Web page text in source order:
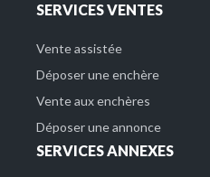
SERVICES VENTES
Vente assistée
Déposer une enchère
Vente aux enchères
Déposer une annonce
SERVICES ANNEXES